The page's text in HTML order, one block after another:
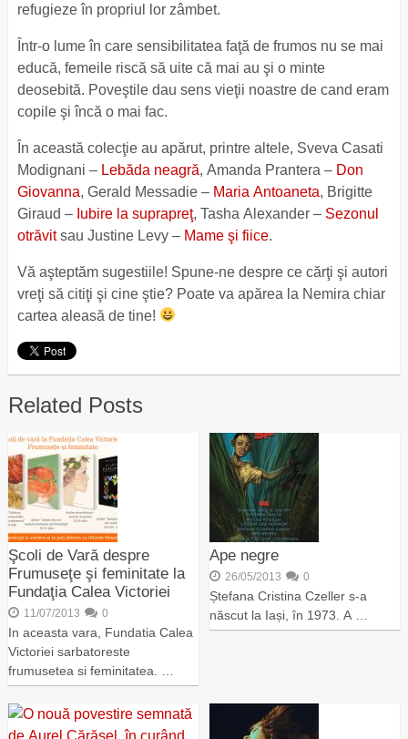
refugieze în propriul lor zâmbet.
Într-o lume în care sensibilitatea faţă de frumos nu se mai
educă, femeile riscă să uite că mai au şi o minte
deosebită. Poveştile dau sens vieţii noastre de cand eram
copile şi încă o mai fac.
În această colecţie au apărut, printre altele, Sveva Casati
Modignani – Lebăda neagră, Amanda Prantera – Don
Giovanna, Gerald Messadie – Maria Antoaneta, Brigitte
Giraud – Iubire la suprapreţ, Tasha Alexander – Sezonul
otrăvitsau Justine Levy – Mame şi fiice.
Vă aşteptăm sugestiile! Spune-ne despre ce cărţi şi autori
vreţi să citiţi şi cine ştie? Poate va apărea la Nemira chiar
cartea aleasă de tine!
Related Posts
Şcoli de Vară despre
Frumuseţe şi feminitate la
Fundaţia Calea Victoriei
11/07/2013 0
In aceasta vara, Fundatia Calea
Victoriei sarbatoreste
frumusetea si feminitatea. …
Ape negre
26/05/2013 0
Ștefana Cristina Czeller s-a
născut la Iași, în 1973. A …